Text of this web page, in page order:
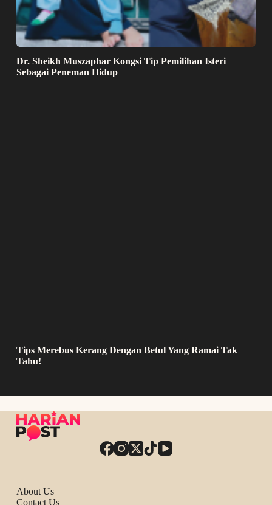
Dr. Sheikh Muszaphar Kongsi Tip Pemilihan Isteri
Sebagai Peneman Hidup
Tips Merebus Kerang Dengan Betul Yang Ramai Tak
Tahu!
About Us
Contact Us